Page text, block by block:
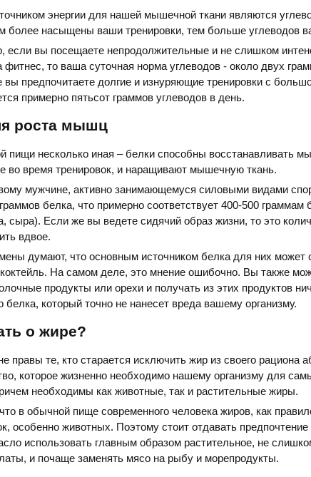
энергии для нашей мышечной ткани являются
более насыщены ваши тренировки, тем больше углеводов
если вы посещаете непродолжительные и не слишком
фитнес, то ваша суточная норма углеводов - около двух
предпочитаете долгие и изнуряющие тренировки с
примерно пятьсот граммов углеводов в день.
роста мышц
пищи несколько иная – белки способны восстанавливать
во время тренировок, и наращивают мышечную ткань.
мужчине, активно занимающемуся силовыми видами
белка, что примерно соответствует 400-500 граммам
сыра). Если же вы ведете сидячий образ жизни, то это
вдвое.
думают, что основным источником белка для них может
На самом деле, это мнение ошибочно. Вы также
продукты или орехи и получать из этих продуктов
белка, который точно не нанесет вреда вашему организму.
о жире?
правы те, кто старается исключить жир из своего рациона
которое жизненно необходимо нашему организму для
необходимы как животные, так и растительные жиры.
в обычной пище современного человека жиров, как
особенно животных. Поэтому стоит отдавать
использовать главным образом растительное, не
и почаще заменять мясо на рыбу и морепродукты.